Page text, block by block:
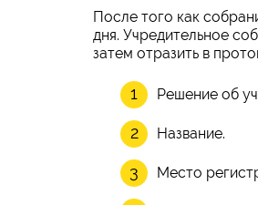
После того как
дня. Учредительное
затем отразить в
Решение об
Название.
Место